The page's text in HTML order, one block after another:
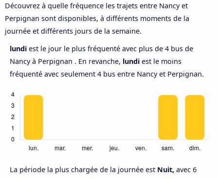
Découvrez à quelle fréquence les trajets entre Nancy et
Perpignan sont disponibles, à différents moments de la
journée et différents jours de la semaine.
lundi est le jour le plus fréquenté avec plus de 4 bus de
Nancy à Perpignan . En revanche, lundi est le moins
fréquenté avec seulement 4 bus entre Nancy et Perpignan.
La période la plus chargée de la journée est Nuit, avec 6